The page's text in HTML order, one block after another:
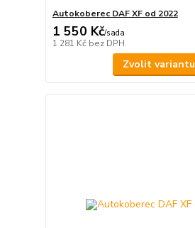
Autokoberec DAF XF od 2022
1 550 Kč/sada
1 281 Kč bez DPH
Zvolit variantu